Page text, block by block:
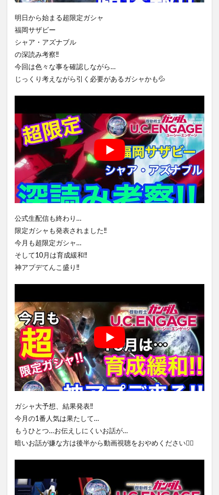
明日から始まる超限定ガシャ
福岡サザビー
シャア・アズナブル
の深読み考察‼️
今回は色々な事を確認しながら…
じっくり考えながら引く必要があるガシャかも💦
公式生配信も終わり…
限定ガシャも発表されました‼️
今月も超限定ガシャ…
そして10月は育成緩和‼️
神アプデてんこ盛り‼️
ガシャ大予想、結果発表‼️
今月の1番人気は果たして…
もうひとつ…お伝えしにくいお話が…
暗いお話が嫌な方は後半から動画視聴をおやめください🙇‍♀️